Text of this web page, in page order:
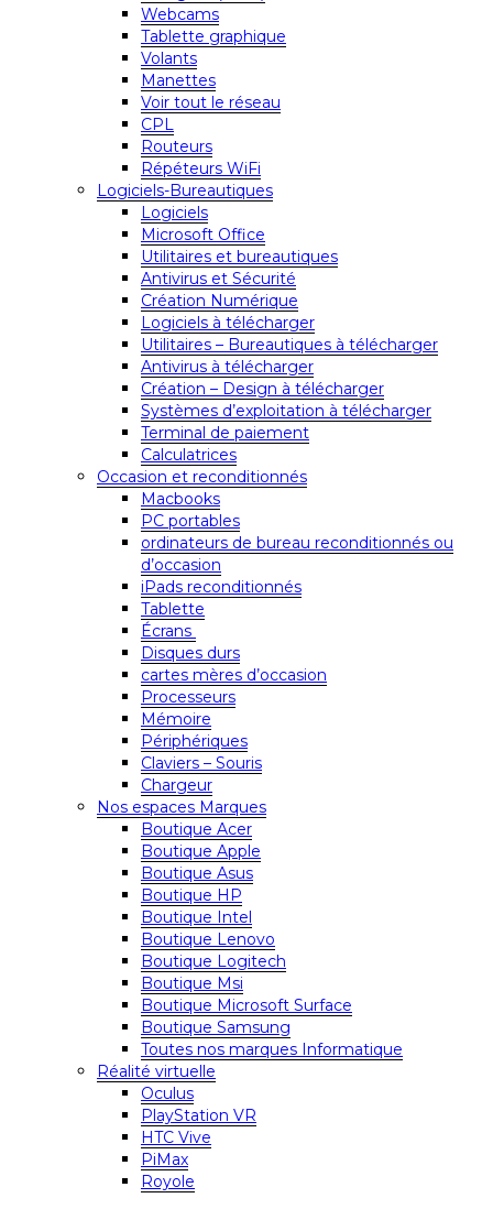
Webcams
Tablette graphique
Volants
Manettes
Voir tout le réseau
CPL
Routeurs
Répéteurs WiFi
Logiciels-Bureautiques
Logiciels
Microsoft Office
Utilitaires et bureautiques
Antivirus et Sécurité
Création Numérique
Logiciels à télécharger
Utilitaires – Bureautiques à télécharger
Antivirus à télécharger
Création – Design à télécharger
Systèmes d’exploitation à télécharger
Terminal de paiement
Calculatrices
Occasion et reconditionnés
Macbooks
PC portables
ordinateurs de bureau reconditionnés ou
d’occasion
iPads reconditionnés
Tablette
Écrans
Disques durs
cartes mères d’occasion
Processeurs
Mémoire
Périphériques
Claviers – Souris
Chargeur
Nos espaces Marques
Boutique Acer
Boutique Apple
Boutique Asus
Boutique HP
Boutique Intel
Boutique Lenovo
Boutique Logitech
Boutique Msi
Boutique Microsoft Surface
Boutique Samsung
Toutes nos marques Informatique
Réalité virtuelle
Oculus
PlayStation VR
HTC Vive
PiMax
Royole